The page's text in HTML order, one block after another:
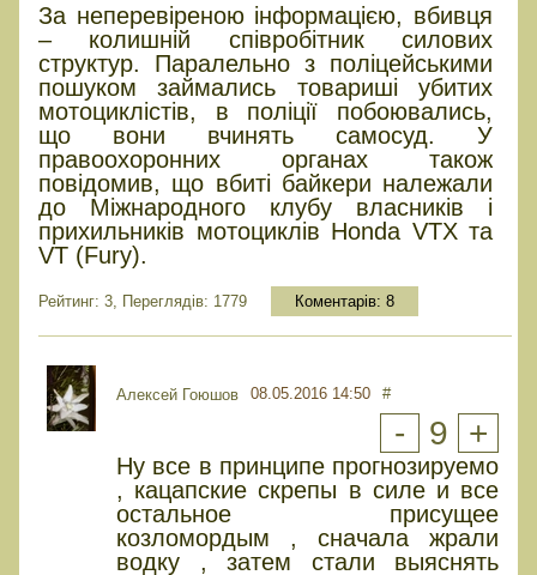
За неперевіреною інформацією, вбивця
– колишній співробітник силових
структур. Паралельно з поліцейськими
пошуком займались товариші убитих
мотоциклістів, в поліції побоювались,
що вони вчинять самосуд. У
правоохоронних органах також
повідомив, що вбиті байкери належали
до Міжнародного клубу власників і
прихильників мотоциклів Honda VTX та
VT (Fury).
Рейтинг: 3, Переглядів: 1779 Коментарів: 8
Алексей Гоюшов 08.05.2016 14:50 #
- 9 +
Ну все в принципе прогнозируемо
, кацапские скрепы в силе и все
остальное присущее
козломордым , сначала жрали
водку , затем стали выяснять